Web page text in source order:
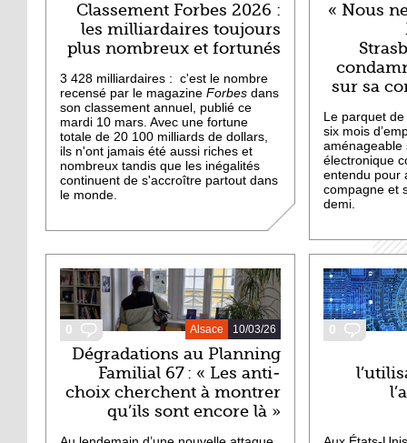
Classement Forbes 2026 :
les milliardaires toujours
plus nombreux et fortunés
3 428 milliardaires : c'est le nombre
recensé par le magazine Forbes dans
son classement annuel, publié ce
mardi 10 mars. Avec une fortune
totale de 20 100 milliards de dollars,
ils n'ont jamais été aussi riches et
nombreux tandis que les inégalités
continuent de s'accroître partout dans
le monde.
« Nous
sur sa
Le parquet
six mois
aménageable
électronique
entendu pour
compagne et
demi.
0 10/03/26
Alsace
Dégradations au Planning
Familial 67 : « Les anti-
choix cherchent à montrer
qu’ils sont encore là »
0